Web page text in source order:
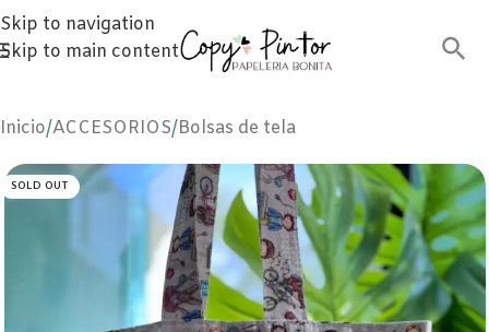
Skip to navigation
Skip to main content
Inicio/ACCESORIOS/Bolsas de tela
SOLD OUT